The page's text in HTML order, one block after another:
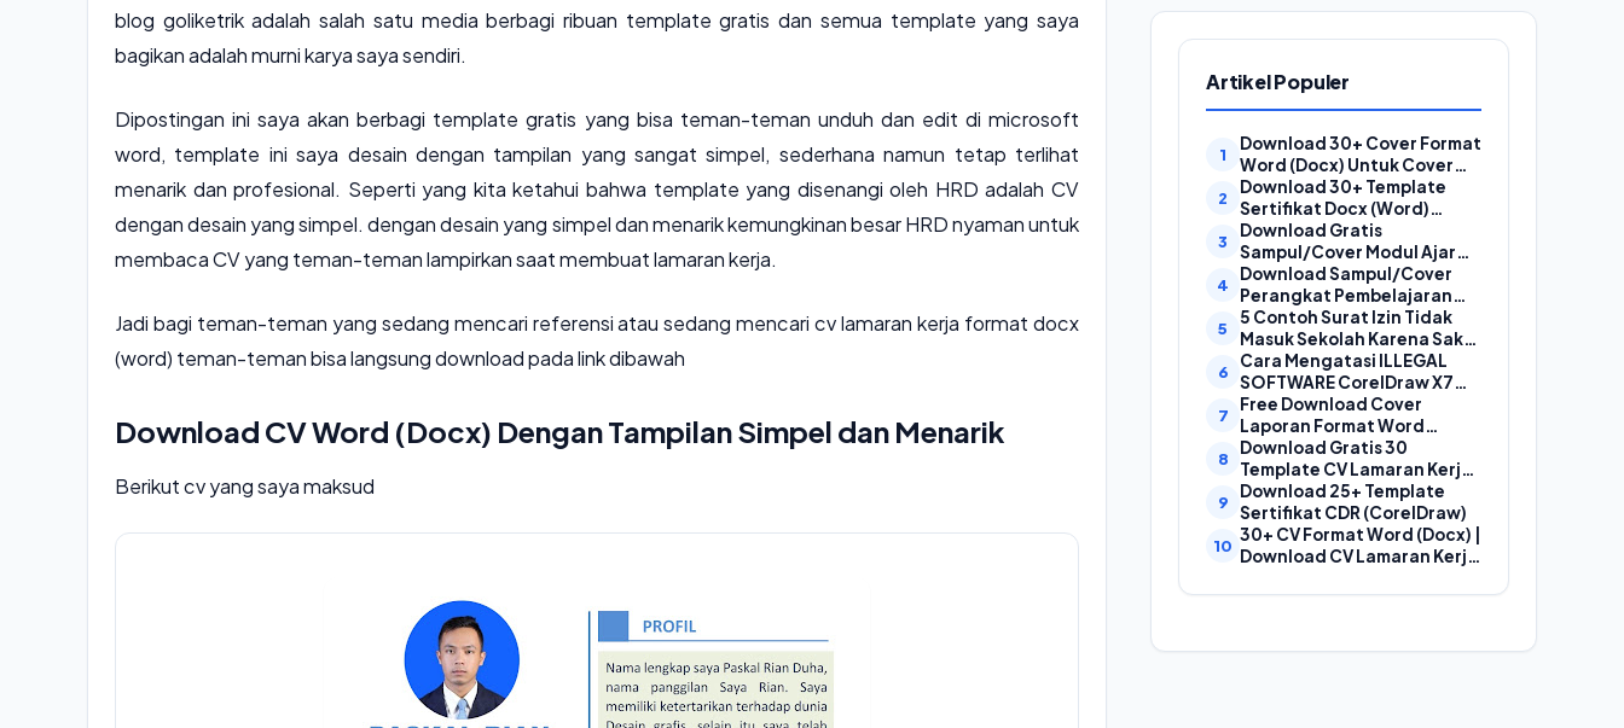
blog goliketrik adalah salah satu media berbagi ribuan template gratis dan semua template yang saya
bagikan adalah murni karya saya sendiri.
Dipostingan ini saya akan berbagi template gratis yang bisa teman-teman unduh dan edit di microsoft
word, template ini saya desain dengan tampilan yang sangat simpel, sederhana namun tetap terlihat
menarik dan profesional. Seperti yang kita ketahui bahwa template yang disenangi oleh HRD adalah CV
dengan desain yang simpel. dengan desain yang simpel dan menarik kemungkinan besar HRD nyaman untuk
membaca CV yang teman-teman lampirkan saat membuat lamaran kerja.
Jadi bagi teman-teman yang sedang mencari referensi atau sedang mencari cv lamaran kerja format docx
(word) teman-teman bisa langsung download pada link dibawah
Download CV Word (Docx) Dengan Tampilan Simpel dan Menarik
Berikut cv yang saya maksud
Artikel Populer
Download 30+ Cover Format
Word (Docx) Untuk Cover
Laporan, Cover Proposal,
dan Cover Makalah
Download 30+ Template
Sertifikat Docx (Word)
Gratis Bisa Edit
Download Gratis
Sampul/Cover Modul Ajar
Kurikulum Merdeka
SD,SMP,SMA,SMK Format
Doc (Ms Word)
Download Sampul/Cover
Perangkat Pembelajaran
Kurikulum Merdeka File
Word (Doc) | Contoh Cover
Kurikum Merdeka
5 Contoh Surat Izin Tidak
Masuk Sekolah Karena Sakit
yang Baik dan Benar
Cara Mengatasi ILLEGAL
SOFTWARE CorelDraw X7
Dan X8
Free Download Cover
Laporan Format Word
(Docx) Mudah Diedit, Cocok
Untuk Cover Laporan
Kegiatan, Makalah Dan
Proposal
Download Gratis 30
Template CV Lamaran Kerja
Kreatif (DOC) Bisa EDIT
Download 25+ Template
Sertifikat CDR (CorelDraw)
30+ CV Format Word (Docx) |
Download CV Lamaran Kerja
Bahasa Inggris